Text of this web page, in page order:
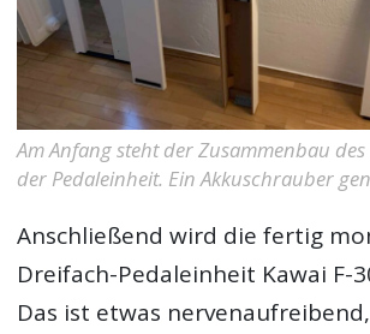
Am Anfang steht der Zusammenbau
der Pedaleinheit. Ein Akkuschrauber
Anschließend wird die fertig
Dreifach-Pedaleinheit Kawai F-
Das ist etwas